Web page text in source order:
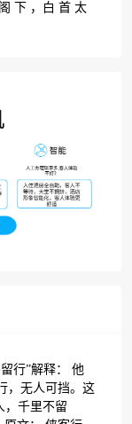
下 ，白 首 太
行”解释： 他
，无人可挡。这
，千里不留